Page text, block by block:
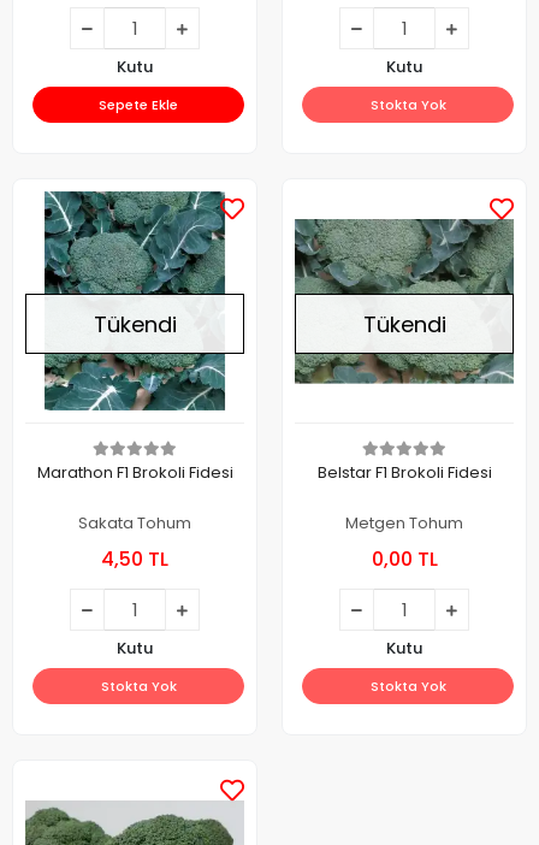
Kutu
Sepete Ekle
Kutu
Stokta Yok
Tükendi
Marathon F1 Brokoli Fidesi
Sakata Tohum
4,50 TL
Kutu
Stokta Yok
Tükendi
Belstar F1 Brokoli Fidesi
Metgen Tohum
0,00 TL
Kutu
Stokta Yok